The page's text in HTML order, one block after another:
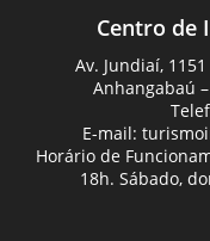
Centro de
Av. Jundiaí,
Anhangabaú
E-mail:
Horário de
18h. Sábado,